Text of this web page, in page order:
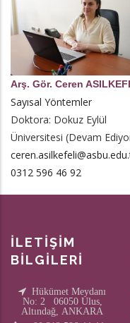
Arş. Gör. Ceren
Sayısal Yöntemler
Doktora: Dokuz Eylül
Üniversitesi (Devam
0312 596 46 92
İLETİŞİM
BİLGİLERİ
Hükümet Meydanı
No: 2 06050 Ulus,
Altındağ, ANKARA